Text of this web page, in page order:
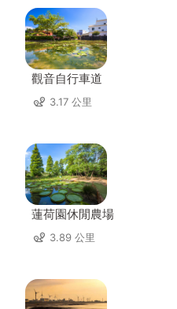
觀音自行車道
3.17 公里
蓮荷園休閒農場
3.89 公里